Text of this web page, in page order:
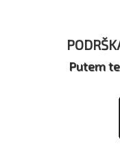
Putem